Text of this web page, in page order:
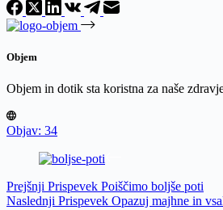
Objem
Objem in dotik sta koristna za naše
Objav: 34
Prejšnji Prispevek Poiščimo boljše poti
Naslednji Prispevek Opazuj majhne in